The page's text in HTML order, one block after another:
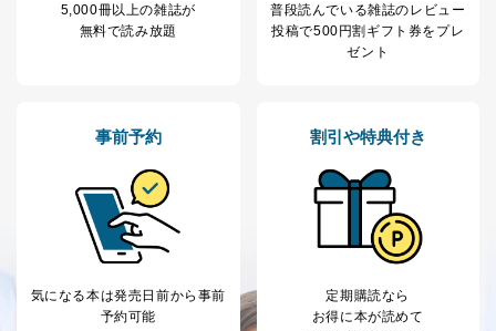
5,000冊以上の雑誌が
無料で読み放題
普段読んでいる雑誌のレビュー
投稿で500円割ギフト券をプレ
ゼント
事前予約
気になる本は発売日前から事前
予約可能
割引や特典付き
定期購読なら
お得に本が読めて